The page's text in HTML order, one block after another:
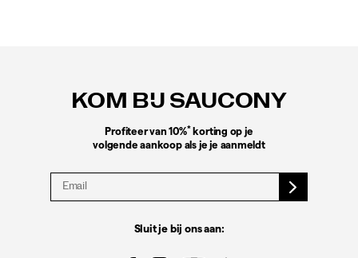
KOM BIJ SAUCONY
Profiteer van 10%*korting op je
volgende aankoop als je je aanmeldt
Sluit je bij ons aan: